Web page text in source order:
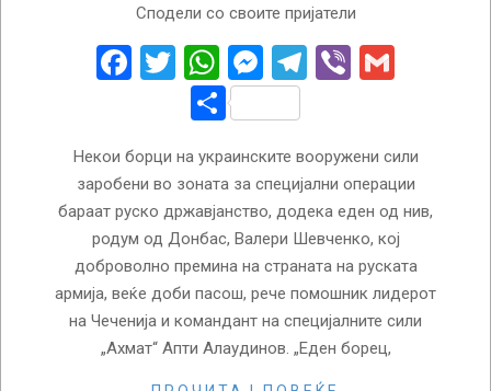
Сподели со своите пријатели
Facebook
Twitter
WhatsApp
Messenger
Telegram
Viber
Share
Некои борци на украинските вооружени сили
заробени во зоната за специјални операции
бараат руско државјанство, додека еден од нив,
родум од Донбас, Валери Шевченко, кој
доброволно премина на страната на руската
армија, веќе доби пасош, рече помошник лидерот
на Чеченија и командант на специјалните сили
„Ахмат“ Апти Алаудинов. „Еден борец,